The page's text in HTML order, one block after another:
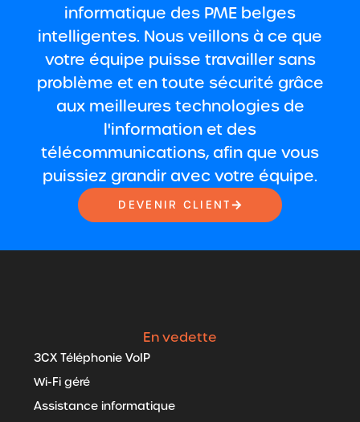
informatique des PME belges
intelligentes. Nous veillons à ce que
votre équipe puisse travailler sans
problème et en toute sécurité grâce
aux meilleures technologies de
l'information et des
télécommunications, afin que vous
puissiez grandir avec votre équipe.
DEVENIR CLIENT
En vedette
3CX Téléphonie VoIP
Wi-Fi géré
Assistance informatique